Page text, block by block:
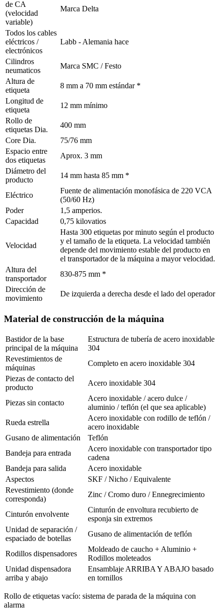
de CA
(velocidad
variable)
Marca Delta
Todos los cables
eléctricos /
electrónicos
Labb - Alemania hace
Cilindros
neumaticos
Marca SMC / Festo
Altura de
etiqueta
8 mm a 70 mm estándar *
Longitud de
etiqueta
12 mm mínimo
Rollo de
etiquetas Dia.
400 mm
Core Dia.
75/76 mm
Espacio entre
dos etiquetas
Aprox. 3 mm
Diámetro del
producto
14 mm hasta 85 mm *
Eléctrico
Fuente de alimentación monofásica de 220 VCA
(50/60 Hz)
Poder
1,5 amperios.
Capacidad
0,75 kilovatios
Velocidad
Hasta 300 etiquetas por minuto según el producto
y el tamaño de la etiqueta. La velocidad también
depende del movimiento estable del producto en
el transportador de la máquina a mayor velocidad.
Altura del
transportador
830-875 mm *
Dirección de
movimiento
De izquierda a derecha desde el lado del operador
Material de construcción de la máquina
Bastidor de la base
principal de la máquina
Estructura de tubería de acero inoxidable
304
Revestimientos de
máquinas
Completo en acero inoxidable 304
Piezas de contacto del
producto
Acero inoxidable 304
Piezas sin contacto
Acero inoxidable / acero dulce /
aluminio / teflón (el que sea aplicable)
Rueda estrella
Acero inoxidable con rodillo de teflón /
acero inoxidable
Gusano de alimentación
Teflón
Bandeja para entrada
Acero inoxidable con transportador tipo
cadena
Bandeja para salida
Acero inoxidable
Aspectos
SKF / Nicho / Equivalente
Revestimiento (donde
corresponda)
Zinc / Cromo duro / Ennegrecimiento
Cinturón envolvente
Cinturón de envoltura recubierto de
esponja sin extremos
Unidad de separación /
espaciado de botellas
Gusano de alimentación de teflón
Rodillos dispensadores
Moldeado de caucho + Aluminio +
Rodillos moleteados
Unidad dispensadora
arriba y abajo
Ensamblaje ARRIBA Y ABAJO basado
en tornillos
Rollo de etiquetas vacío: sistema de parada de la máquina con
alarma